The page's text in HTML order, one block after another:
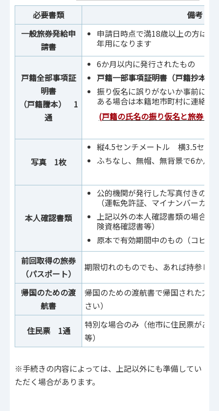
必要書類
備考
一般旅券発給申
請書
申請日時点で満18歳以上の方は
年用になります
戸籍全部事項証
明書
（戸籍謄本） 1
通
6か月以内に発行されたもの
戸籍一部事項証明書（戸籍抄本）
振り仮名に誤りがないか事前に確
ある場合は本籍地市町村に連絡し
(戸籍の氏名の振り仮名と旅券に
写真 1枚
縦4.5センチメートル 横3.5セン
ふちなし、無帽、無背景で6か月
本人確認書類
公的機関が発行した写真付きの本
（運転免許証、マイナンバーカー
上記以外の本人確認書類の場合は
険資格確認書等）
原本で有効期間中のもの（コピー
前回取得の旅券
（パスポート）
期限切れのものでも、あれば持参し
帰国のための渡
航書
帰国のための渡航書で帰国された方
さい）
住民票 1通
特別な場合のみ（他市に住民票があ
等）
※手続きの内容によっては、上記以外にも準備してい
ただく場合があります。